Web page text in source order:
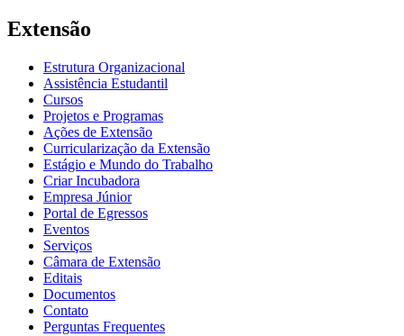
Extensão
Estrutura Organizacional
Assistência Estudantil
Cursos
Projetos e Programas
Ações de Extensão
Curricularização da Extensão
Estágio e Mundo do Trabalho
Criar Incubadora
Empresa Júnior
Portal de Egressos
Eventos
Serviços
Câmara de Extensão
Editais
Documentos
Contato
Perguntas Frequentes